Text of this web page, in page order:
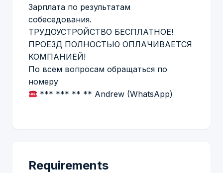
Зарплата по результатам
собеседования.
ТРУДОУСТРОЙСТВО БЕСПЛАТНОЕ!
ПРОЕЗД ПОЛНОСТЬЮ ОПЛАЧИВАЕТСЯ
КОМПАНИЕЙ!
По всем вопросам обращаться по
номеру
*** *** ** ** Andrew (WhatsApp)
Requirements